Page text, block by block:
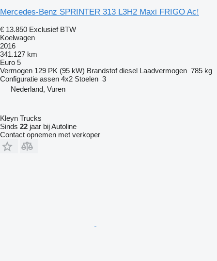
Mercedes-Benz SPRINTER 313 L3H2 Maxi FRIGO Ac!
€ 13.850 Exclusief BTW
Koelwagen
2016
341.127 km
Euro 5
Vermogen 129 PK (95 kW) Brandstof diesel Laadvermogen 785 kg
Configuratie assen 4x2 Stoelen 3
Nederland, Vuren
Kleyn Trucks
Sinds 22 jaar bij Autoline
Contact opnemen met verkoper